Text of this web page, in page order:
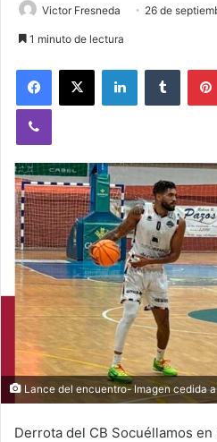
Victor Fresneda 26 de
1 minuto de lectura
Lance del encuentro- Imagen cedida a
Derrota del CB Socuéllamos